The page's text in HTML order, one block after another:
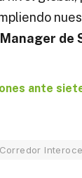
de
ante
Corredor